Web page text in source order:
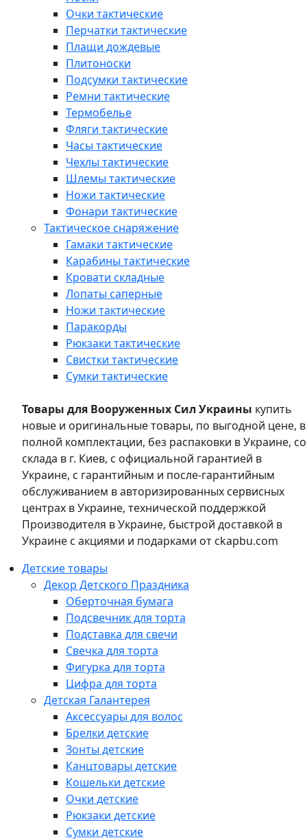
Очки тактические
Перчатки тактические
Плащи дождевые
Плитоноски
Подсумки тактические
Ремни тактические
Термобелье
Фляги тактические
Часы тактические
Чехлы тактические
Шлемы тактические
Ножи тактические
Фонари тактические
Тактическое снаряжение
Гамаки тактические
Карабины тактические
Кровати складные
Лопаты саперные
Ножи тактические
Паракорды
Рюкзаки тактические
Свистки тактические
Сумки тактические
Товары для Вооруженных Сил Украины купить
новые и оригинальные товары, по выгодной цене, в
полной комплектации, без распаковки в Украине, со
склада в г. Киев, с официальной гарантией в
Украине, с гарантийным и после-гарантийным
обслуживанием в авторизированных сервисных
центрах в Украине, технической поддержкой
Производителя в Украине, быстрой доставкой в
Украине с акциями и подарками от ckapbu.com
Детские товары
Декор Детского Праздника
Оберточная бумага
Подсвечник для торта
Подставка для свечи
Свечка для торта
Фигурка для торта
Цифра для торта
Детская Галантерея
Аксессуары для волос
Брелки детские
Зонты детские
Канцтовары детские
Кошельки детские
Очки детские
Рюкзаки детские
Сумки детские